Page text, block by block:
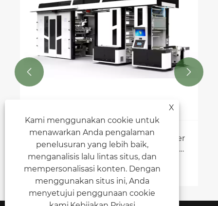
Mengapa flexografi menjadi tren karier
besar berikutnya di bidang percetakan
dan manufaktur?
Lihat Lebih Banyak >>
 
X
Kami menggunakan cookie untuk
menawarkan Anda pengalaman
penelusuran yang lebih baik,
menganalisis lalu lintas situs, dan
mempersonalisasi konten. Dengan
menggunakan situs ini, Anda
menyetujui penggunaan cookie